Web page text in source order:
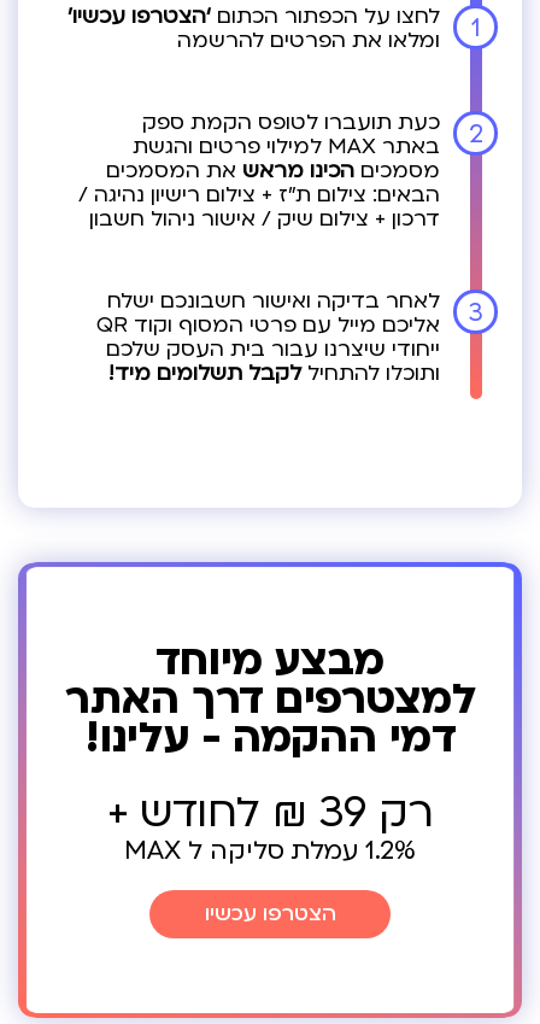
1 לחצו על הכפתור הכתום ‘הצטרפו עכשיו’
ומלאו את הפרטים להרשמה
2
כעת תועברו לטופס הקמת ספק
באתר MAX למילוי פרטים והגשת
מסמכים הכינו מראש את המסמכים
הבאים: צילום ת"ז + צילום רישיון נהיגה /
דרכון + צילום שיק / אישור ניהול חשבון
3
לאחר בדיקה ואישור חשבונכם ישלח
אליכם מייל עם פרטי המסוף וקוד QR
ייחודי שיצרנו עבור בית העסק שלכם
ותוכלו להתחיללקבל תשלומים מיד!
מבצע מיוחד
למצטרפים דרך האתר
דמי ההקמה - עלינו!
רק 39 ₪ לחודש +
1.2% עמלת סליקה ל MAX
הצטרפו עכשיו